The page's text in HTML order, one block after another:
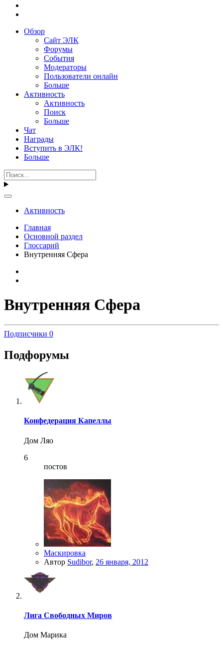
Обзор
Сайт ЭЛК
Форумы
События
Модераторы
Пользователи онлайн
Больше
Активность
Активность
Поиск
Больше
Чат
Награды
Вступить в ЭЛК!
Больше
Активность
Главная
Основной раздел
Глоссарий
Внутренняя Сфера
Внутренняя Сфера
Подписчики 0
Подфорумы
Конфедерация Капеллы
Дом Ляо
6
постов
Маскировка
Автор Sudibor, 26 января, 2012
Лига Свободных Миров
Дом Марика